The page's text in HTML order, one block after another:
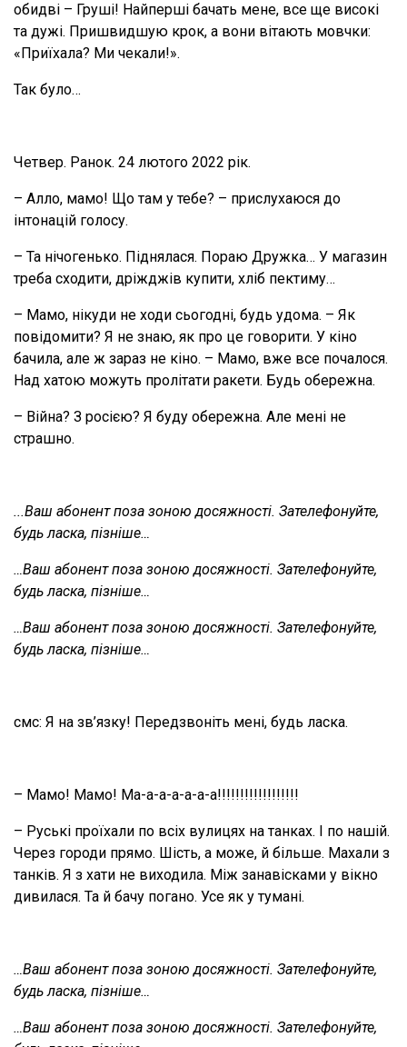
обидві – Груші! Найперші бачать мене, все ще високі
та дужі. Пришвидшую крок, а вони вітають мовчки:
«Приїхала? Ми чекали!».
Так було…
Четвер. Ранок. 24 лютого 2022 рік.
– Алло, мамо! Що там у тебе? – прислухаюся до
інтонацій голосу.
– Та нічогенько. Піднялася. Пораю Дружка… У магазин
треба сходити, дріжджів купити, хліб пектиму…
– Мамо, нікуди не ходи сьогодні, будь удома. – Як
повідомити? Я не знаю, як про це говорити. У кіно
бачила, але ж зараз не кіно. – Мамо, вже все почалося.
Над хатою можуть пролітати ракети. Будь обережна.
– Війна? З росією? Я буду обережна. Але мені не
страшно.
...Ваш абонент поза зоною досяжності. Зателефонуйте,
будь ласка, пізніше…
…Ваш абонент поза зоною досяжності. Зателефонуйте,
будь ласка, пізніше…
…Ваш абонент поза зоною досяжності. Зателефонуйте,
будь ласка, пізніше…
смс: Я на зв’язку! Передзвоніть мені, будь ласка.
– Мамо! Мамо! Ма-а-а-а-а-а-а!!!!!!!!!!!!!!!!!!
– Руські проїхали по всіх вулицях на танках. І по нашій.
Через городи прямо. Шість, а може, й більше. Махали з
танків. Я з хати не виходила. Між занавісками у вікно
дивилася. Та й бачу погано. Усе як у тумані.
…Ваш абонент поза зоною досяжності. Зателефонуйте,
будь ласка, пізніше…
…Ваш абонент поза зоною досяжності. Зателефонуйте,